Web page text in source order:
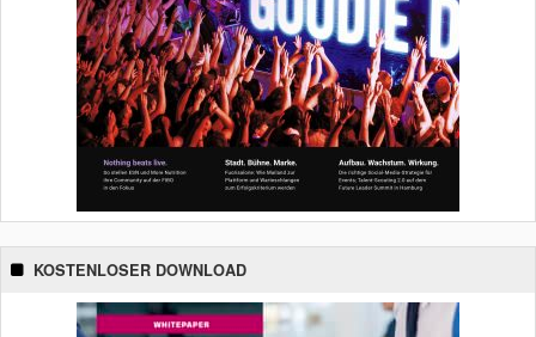
KOSTENLOSER DOWNLOAD